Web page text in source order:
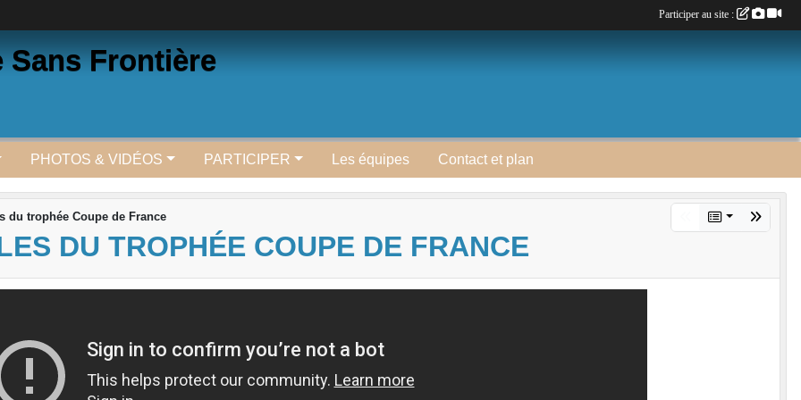
Frontière
PHOTOS & VIDÉOS PARTICIPER Les équipes Contact et plan
du trophée Coupe de France
DU TROPHÉE COUPE DE FRANCE
Participer au site :